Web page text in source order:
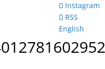
Instagram
RSS
English